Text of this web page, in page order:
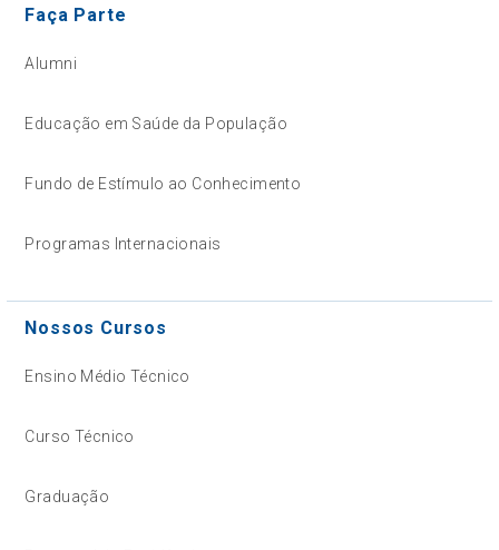
Faça Parte
Alumni
Educação em Saúde da População
Fundo de Estímulo ao Conhecimento
Programas Internacionais
Nossos Cursos
Ensino Médio Técnico
Curso Técnico
Graduação